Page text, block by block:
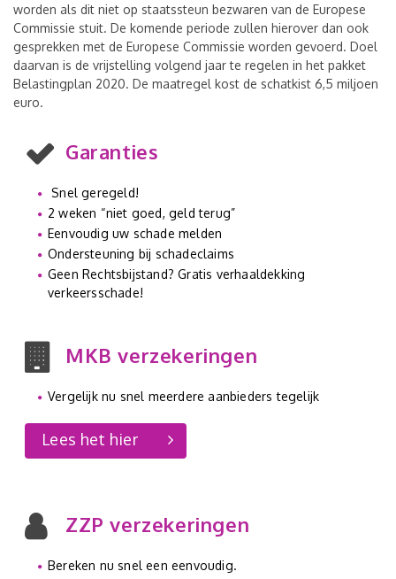
worden als dit niet op staatssteun bezwaren van de Europese
Commissie stuit. De komende periode zullen hierover dan ook
gesprekken met de Europese Commissie worden gevoerd. Doel
daarvan is de vrijstelling volgend jaar te regelen in het pakket
Belastingplan 2020. De maatregel kost de schatkist 6,5 miljoen
euro.
Garanties
Snel geregeld!
2 weken “niet goed, geld terug”
Eenvoudig uw schade melden
Ondersteuning bij schadeclaims
Geen Rechtsbijstand? Gratis verhaaldekking
verkeersschade!
MKB verzekeringen
Vergelijk nu snel meerdere aanbieders tegelijk
Lees het hier
ZZP verzekeringen
Bereken nu snel een eenvoudig.